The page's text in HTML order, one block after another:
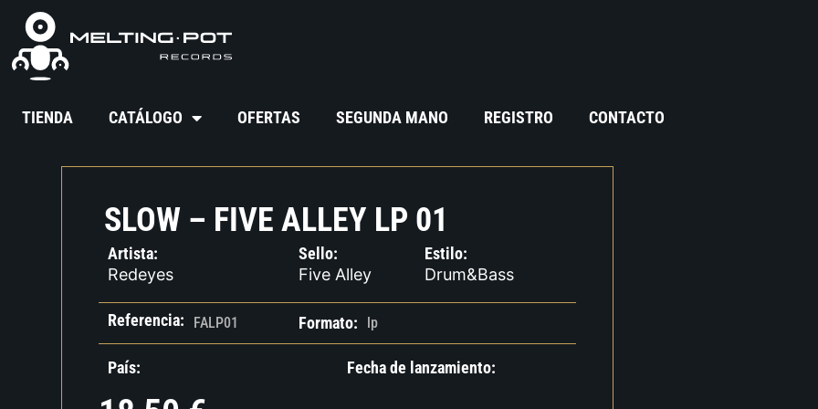
TIENDA CATÁLOGO OFERTAS SEGUNDA MANO REGISTRO CONTACTO
SLOW – FIVE ALLEY LP 01
Artista:
Redeyes
Sello:
Five Alley
Estilo:
Drum&Bass
Referencia: FALP01 Formato: lp
País: Fecha de lanzamiento: